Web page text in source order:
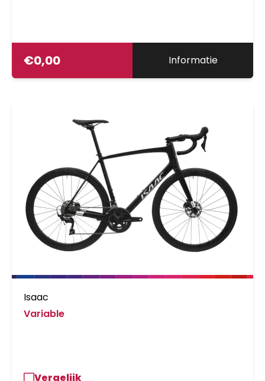
€0,00 Informatie
Isaac
Variable
Vergelijk